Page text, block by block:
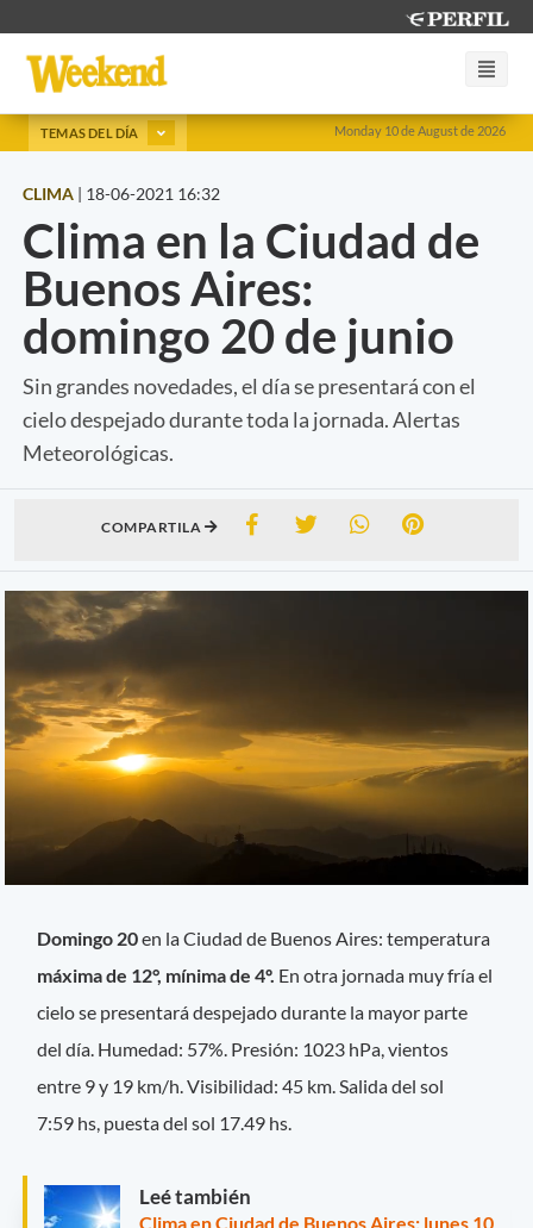
Monday 10 de August de 2026
TEMAS DEL DÍA
CLIMA | 18-06-2021 16:32
Clima en la Ciudad de
Buenos Aires:
domingo 20 de junio
Sin grandes novedades, el día se presentará con el
cielo despejado durante toda la jornada. Alertas
Meteorológicas.
COMPARTILA
Domingo 20en la Ciudad de Buenos Aires: temperatura
máxima de 12°, mínima de 4º. En otra jornada muy fría el
cielo se presentará despejado durante la mayor parte
del día. Humedad: 57%. Presión: 1023 hPa, vientos
entre 9 y 19 km/h. Visibilidad: 45 km. Salida del sol
7:59 hs, puesta del sol 17.49 hs.
Leé también
Clima en Ciudad de Buenos Aires: lunes 10